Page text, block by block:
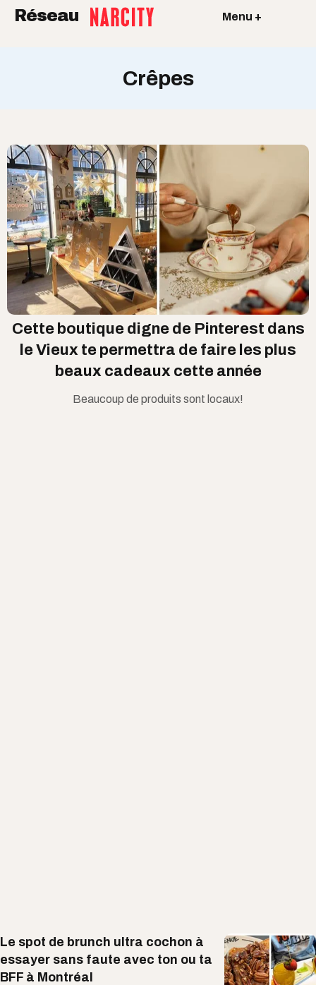
Réseau Menu +
Crêpes
Cette boutique digne de Pinterest dans
le Vieux te permettra de faire les plus
beaux cadeaux cette année
Beaucoup de produits sont locaux!
Le spot de brunch ultra cochon à
essayer sans faute avec ton ou ta
BFF à Montréal